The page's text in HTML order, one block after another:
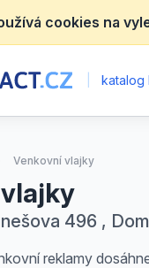
cookies na
katalog
Venkovní vlajky
496 ,
reklamy